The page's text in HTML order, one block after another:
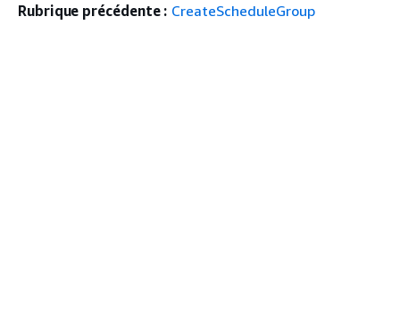
Rubrique précédente : CreateScheduleGroup